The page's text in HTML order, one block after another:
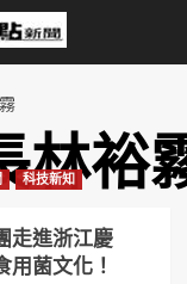
林裕
科技新知
走進浙江慶
菌文化！